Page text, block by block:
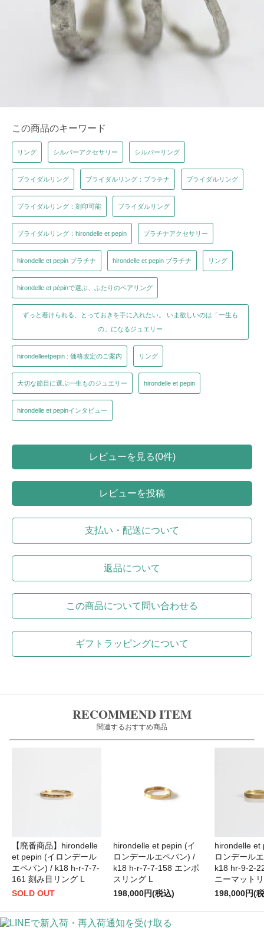
この商品のキーワード
リング シルバーアクセサリー シルバーリング
ブライダルリング ブライダルリング：プラチナ ブライダルリング
ブライダルリング：刻印可能 ブライダルリング
ブライダルリング：hirondelle et pepin プラチナアクセサリー
hirondelle et pepin プラチナ hirondelle et pepin プラチナ リング
hirondelle et pépinで選ぶ、ふたりのペアリング
ずっと着けられる、とっておきを手に入れたい。 いま欲しいのは「一生も
の」になるジュエリー
hirondelleetpepin : 価格改定のご案内 リング
大切な節目に選ぶ一生ものジュエリー hirondelle et pepin
hirondelle et pepinインタビュー
レビューを見る(0件)
レビューを投稿
支払い・配送について
返品について
この商品について問い合わせる
ギフトラッピングについて
RECOMMEND ITEM
関連するおすすめ商品
【廃番商品】hirondelle
et pepin (イロンデール
エペパン) / k18 h-r-7-7-
161 刻み目リング L
SOLD OUT
hirondelle et pepin (イ
ロンデールエペパン) /
k18 h-r-7-7-158 エンボ
スリング L
198,000円(税込)
hirondelle et
ロンデール
k18 hr-9-2-
ニーマット
198,000円(